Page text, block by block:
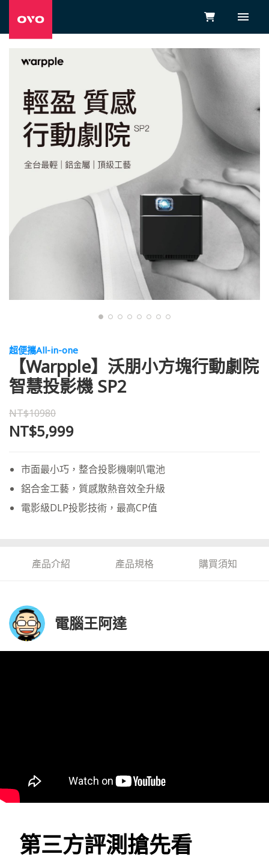
超便攜All-in-one
【Warpple】沃朋小方塊行動劇院
智慧投影機 SP2
NT$10980
NT$5,999
市面最小巧，整合投影機喇叭電池
鋁合金工藝，質感散熱音效全升級
電影級DLP投影技術，最高CP值
產品介紹 產品規格 購買須知
電腦王阿達
第三方評測搶先看